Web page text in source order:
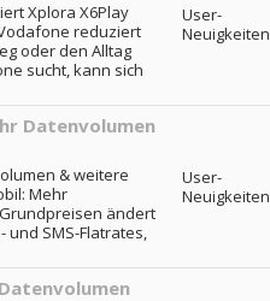
Xplora X6Play
reduziert
oder den Alltag
sucht, kann sich
User-
Neuigkeiten
Datenvolumen
& weitere
Mehr
ändert
SMS-Flatrates,
User-
Neuigkeiten